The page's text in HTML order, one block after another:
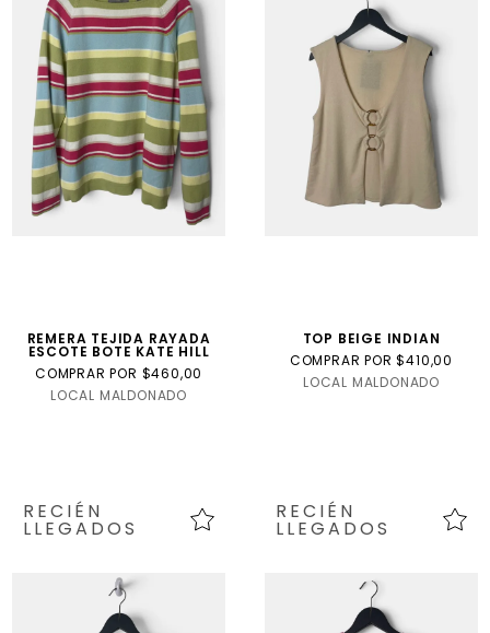
REMERA TEJIDA RAYADA
ESCOTE BOTE KATE HILL
COMPRAR POR $460,00
LOCAL MALDONADO
TOP BEIGE INDIAN
COMPRAR POR $410,00
LOCAL MALDONADO
RECIÉN
LLEGADOS
RECIÉN
LLEGADOS